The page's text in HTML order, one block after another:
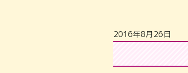
2016年8月26日